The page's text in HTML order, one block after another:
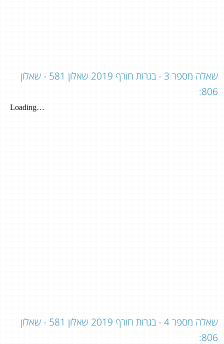
שאלה מספר 3 - בגרות חורף 2019 שאלון 581 - שאלון
806:
שאלה מספר 4 - בגרות חורף 2019 שאלון 581 - שאלון
806: